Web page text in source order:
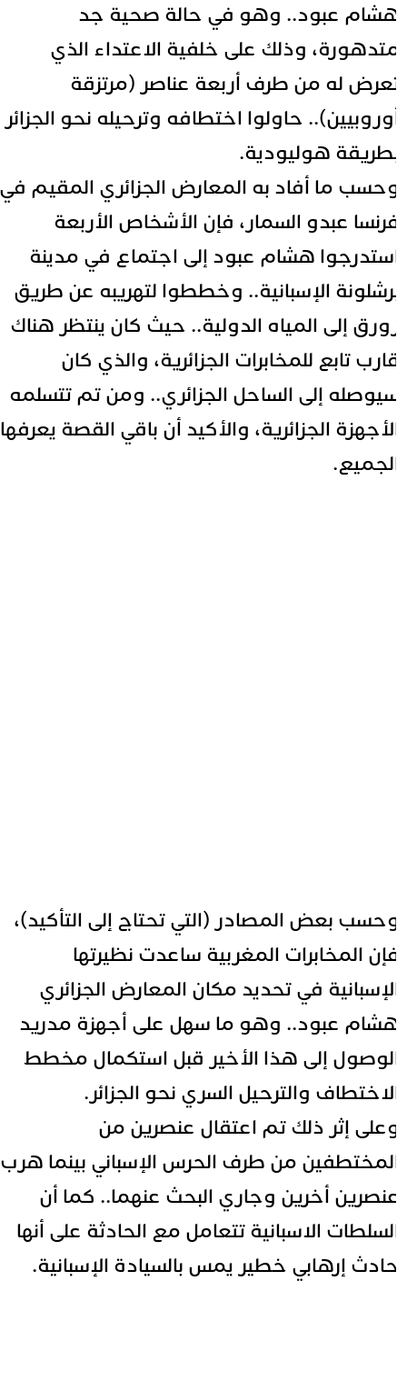
عبود.. وهو في حالة صحية جد
وذلك على خلفية الاعتداء الذي
له من طرف أربعة عناصر (مرتزقة
حاولوا اختطافه وترحيله نحو الجزائر
هوليودية.
ما أفاد به المعارض الجزائري المقيم في
عبدو السمار، فإن الأشخاص الأربعة
هشام عبود إلى اجتماع في مدينة
الإسبانية.. وخططوا لتهريبه عن طريق
إلى المياه الدولية.. حيث كان ينتظر هناك
تابع للمخابرات الجزائرية، والذي كان
إلى الساحل الجزائري.. ومن تم تتسلمه
الجزائرية، والأكيد أن باقي القصة يعرفها
بعض المصادر (التي تحتاج إلى التأكيد)،
المخابرات المغربية ساعدت نظيرتها
في تحديد مكان المعارض الجزائري
عبود.. وهو ما سهل على أجهزة مدريد
إلى هذا الأخير قبل استكمال مخطط
والترحيل السري نحو الجزائر.
إثر ذلك تم اعتقال عنصرين من
من طرف الحرس الإسباني بينما هرب
أخرين وجاري البحث عنهما.. كما أن
الاسبانية تتعامل مع الحادثة على أنها
إرهابي خطير يمس بالسيادة الإسبانية.